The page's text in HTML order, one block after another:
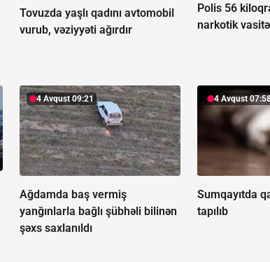
Tovuzda yaşlı qadını avtomobil
vurub, vəziyyəti ağırdır
Polis 56
narkotik
4 Avqust 09:21
Ağdamda baş vermiş
yanğınlarla bağlı şübhəli bilinən
şəxs saxlanıldı
4 Avqust
Sumqayıtda
tapılıb